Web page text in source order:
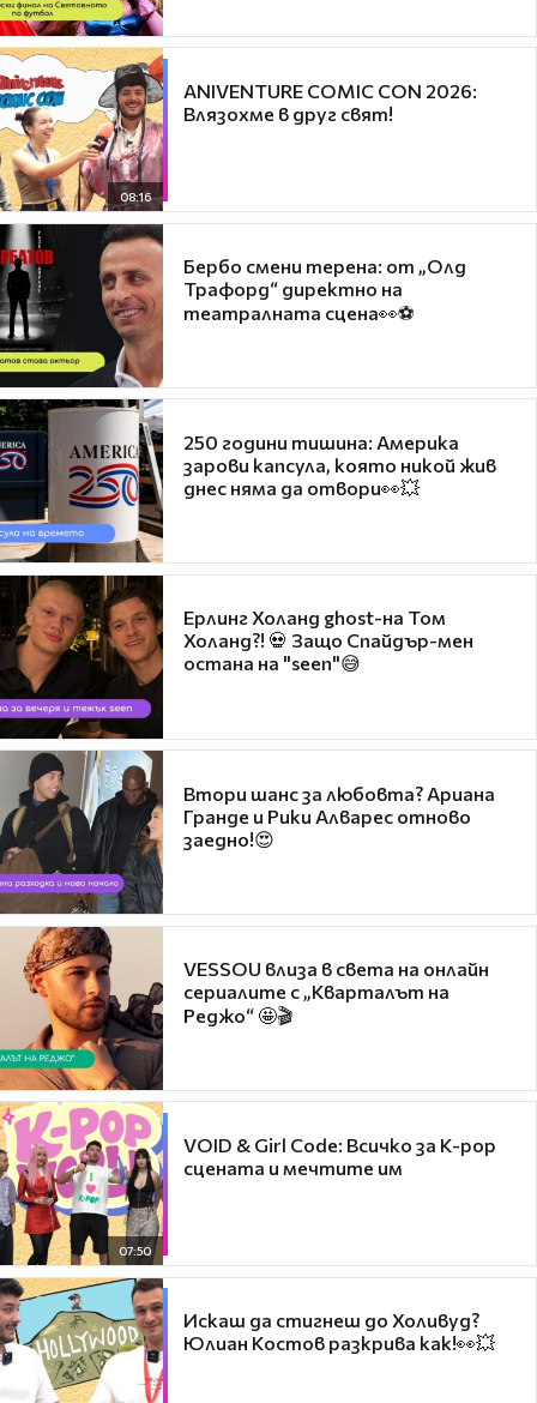
08:16
ANIVENTURE COMIC CON 2026:
Влязохме в друг свят!
Бербо смени терена: от „Олд
Трафорд“ директно на
театралната сцена👀⚽
250 години тишина: Америка
зарови капсула, която никой жив
днес няма да отвори👀💥
Ерлинг Холанд ghost-на Том
Холанд?! 💀 Защо Спайдър-мен
остана на "seen"😅
Втори шанс за любовта? Ариана
Гранде и Рики Алварес отново
заедно!😍
VESSOU влиза в света на онлайн
сериалите с „Кварталът на
Реджо“ 🤩🎬
07:50
VOID & Girl Code: Всичко за K-pop
сцената и мечтите им
Искаш да стигнеш до Холивуд?
Юлиан Костов разкрива как!👀💥